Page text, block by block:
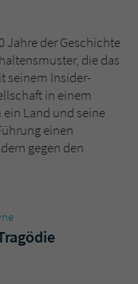
Jahre der Geschichte
die das
seinem Insider-
in einem
Land und seine
einen
gegen den
die
mit dem
um z. B. den
zu